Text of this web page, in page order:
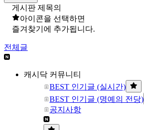
게시판 제목의
아이콘을 선택하면
즐겨찾기에 추가됩니다.
전체글
캐시닥 커뮤니티
BEST 인기글 (실시간)
BEST 인기글 (명예의 전당)
공지사항